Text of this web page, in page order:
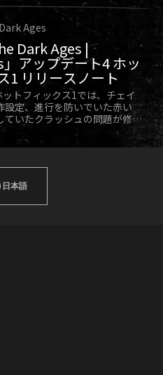
Ages
Dark Ages |
アップデート4 ホッ
1 リリースノート
トフィックス1では、チェイ
設定、進行を防いでいた赤い
ていたクラッシュの問題が修正
日本語